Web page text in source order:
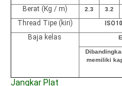
Berat (Kg / m) 2.3 3.2
Thread Tipe (kiri)
Baja kelas
memiliki
Jangkar Plat